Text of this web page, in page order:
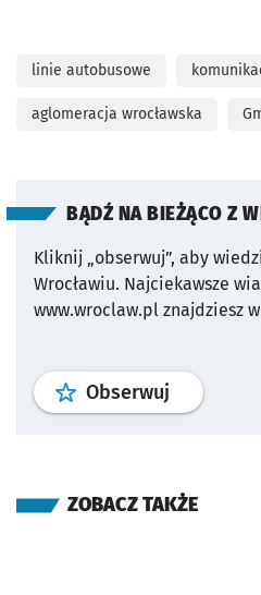
linie autobusowe
aglomeracja wrocławska
BĄDŹ NA BIEŻĄCO Z
Kliknij „obserwuj”, aby
Wrocławiu. Najciekawsze
www.wroclaw.pl znajdziesz
Obserwuj profil
ZOBACZ TAKŻE